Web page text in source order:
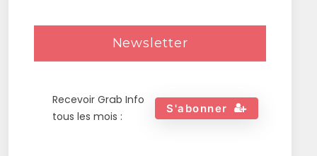
Newsletter
Recevoir Grab Info
tous les mois :
S'abonner